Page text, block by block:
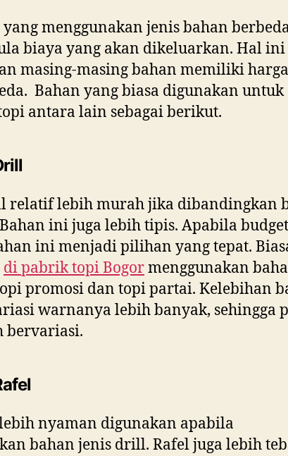
yang menggunakan jenis bahan
biaya yang akan dikeluarkan. Hal ini
masing-masing bahan memiliki
Bahan yang biasa digunakan untuk
antara lain sebagai berikut.
relatif lebih murah jika dibandingkan
ini juga lebih tipis. Apabila budget
ini menjadi pilihan yang tepat.
dipabrik topi Bogormenggunakan
promosi dan topi partai. Kelebihan
warnanya lebih banyak, sehingga
bervariasi.
nyaman digunakan apabila
bahan jenis drill. Rafel juga lebih